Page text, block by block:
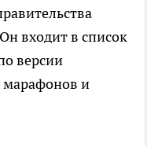
входит в список
версии
и